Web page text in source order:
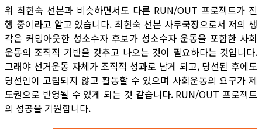
위 최현숙 선본과 비슷하면서도 다른 RUN/OUT 프로젝트가 진
행 중이라고 알고 있습니다. 최현숙 선본 사무국장으로서 저의 생
각은 커밍아웃한 성소수자 후보가 성소수자 운동을 포함한 사회
운동의 조직적 기반을 갖추고 나오는 것이 필요하다는 것입니다.
그래야 선거운동 자체가 조직적 성과로 남게 되고, 당선된 후에도
당선인이 고립되지 않고 활동할 수 있으며 사회운동의 요구가 제
도권으로 반영될 수 있게 되는 것 같습니다. RUN/OUT 프로젝트
의 성공을 기원합니다.